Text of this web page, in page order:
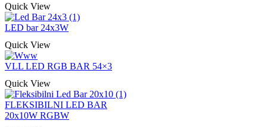
Quick View
LED bar 24x3W
Quick View
VLL LED RGB BAR 54×3
Quick View
FLEKSIBILNI LED BAR
20x10W RGBW